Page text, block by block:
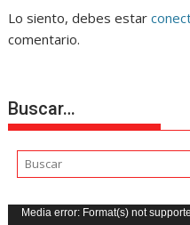
Lo siento, debes estar
comentario.
Buscar…
Reproductor
Media error: Format(s) not